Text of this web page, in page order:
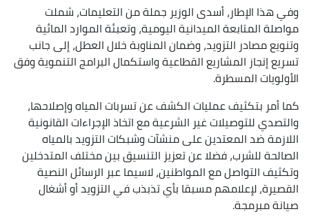
وفي هذا الإطار، أسدى الوزير جملة من التعليمات، شملت
مواصلة المتابعة الميدانية اليومية، وتعبئة الموارد المائية
وتنويع مصادر التزويد، وضمان المناوبة خلال العطل، إلى جانب
تسريع إنجاز المشاريع القطاعية واستكمال البرامج التنموية وفق
الأولويات المسطرة.
كما أمر بتكثيف عمليات الكشف عن تسربات المياه وإصلاحها،
والتصدي للتوصيلات غير الشرعية مع اتخاذ الإجراءات القانونية
اللازمة ضد المعتدين على منشآت وشبكات التزويد بالمياه
الصالحة للشرب، فضلا عن تعزيز التنسيق بين مختلف المتدخلين
وتكثيف التواصل مع المواطنين، لاسيما عبر الرسائل النصية
القصيرة، لإعلامهم مسبقا بأي تذبذب في التزويد أو أشغال
صيانة مبرمجة.